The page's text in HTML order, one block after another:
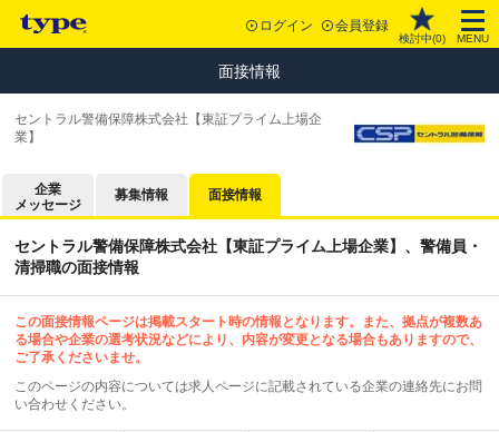
ログイン 会員登録
検討中(0) MENU
面接情報
セントラル警備保障株式会社【東証プライム上場企
業】
企業
メッセージ
募集情報 面接情報
セントラル警備保障株式会社【東証プライム上場企業】、警備員・
清掃職の面接情報
この面接情報ページは掲載スタート時の情報となります。また、拠点が複数あ
る場合や企業の選考状況などにより、内容が変更となる場合もありますので、
ご了承くださいませ。
このページの内容については求人ページに記載されている企業の連絡先にお問
い合わせください。